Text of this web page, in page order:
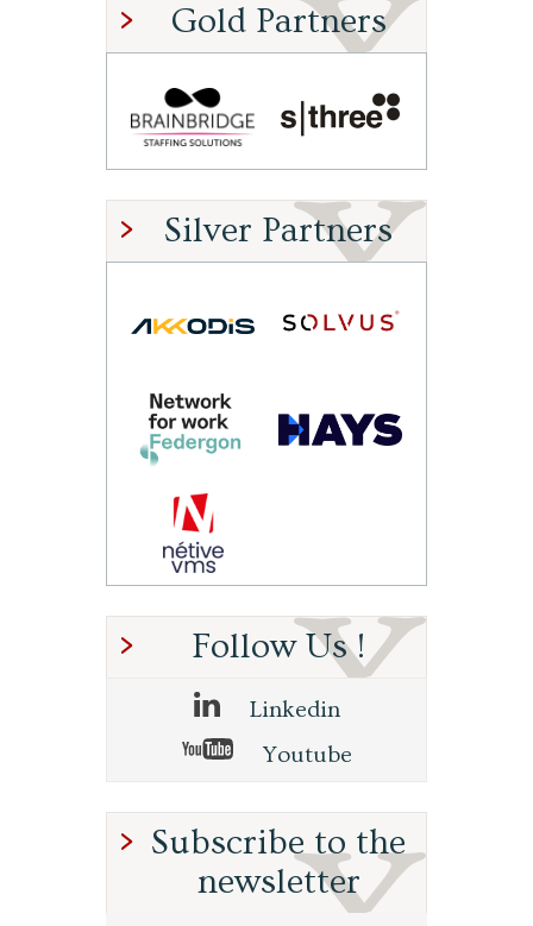
Gold Partners
Silver Partners
Follow Us !
Linkedin
Youtube
Subscribe to the
newsletter